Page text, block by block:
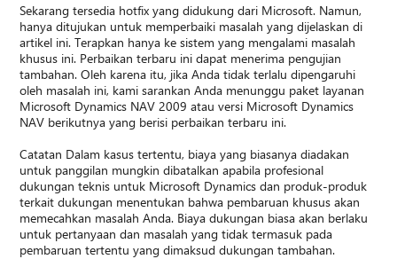
Sekarang tersedia hotfix yang didukung dari Microsoft. Namun,
hanya ditujukan untuk memperbaiki masalah yang dijelaskan di
artikel ini. Terapkan hanya ke sistem yang mengalami masalah
khusus ini. Perbaikan terbaru ini dapat menerima pengujian
tambahan. Oleh karena itu, jika Anda tidak terlalu dipengaruhi
oleh masalah ini, kami sarankan Anda menunggu paket layanan
Microsoft Dynamics NAV 2009 atau versi Microsoft Dynamics
NAV berikutnya yang berisi perbaikan terbaru ini.
Catatan Dalam kasus tertentu, biaya yang biasanya diadakan
untuk panggilan mungkin dibatalkan apabila profesional
dukungan teknis untuk Microsoft Dynamics dan produk-produk
terkait dukungan menentukan bahwa pembaruan khusus akan
memecahkan masalah Anda. Biaya dukungan biasa akan berlaku
untuk pertanyaan dan masalah yang tidak termasuk pada
pembaruan tertentu yang dimaksud dukungan tambahan.